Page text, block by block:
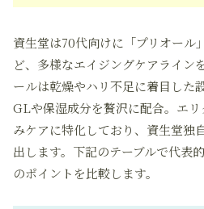
資生堂は70代向けに「プリオール
ど、多様なエイジングケアライン
ールは乾燥やハリ不足に着目した
GLや保湿成分を贅沢に配合。エ
みケアに特化しており、資生堂独
出します。下記のテーブルで代表
のポイントを比較します。